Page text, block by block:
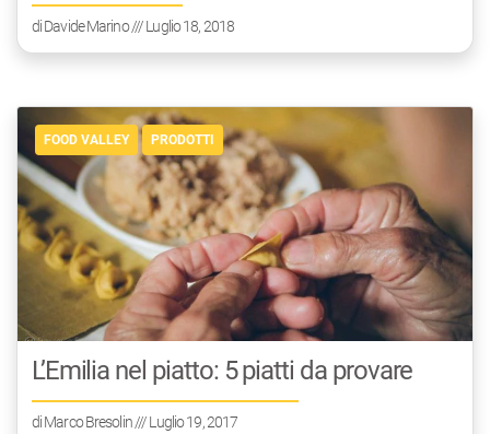
diDavide Marino/// Luglio 18, 2018
FOOD VALLEY PRODOTTI
L’Emilia nel piatto: 5 piatti da provare
diMarco Bresolin/// Luglio 19, 2017